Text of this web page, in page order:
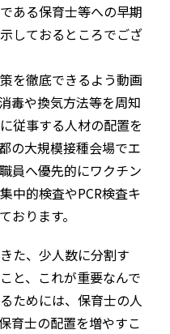
ある保育士等への早期
しておるところでござ
を徹底できるよう動画
毒や換気方法等を周知
従事する人材の配置を
の大規模接種会場でエ
員へ優先的にワクチン
中的検査やPCR検査キ
おります。
た、少人数に分割す
と、これが重要なんで
ためには、保育士の人
育士の配置を増やすこ